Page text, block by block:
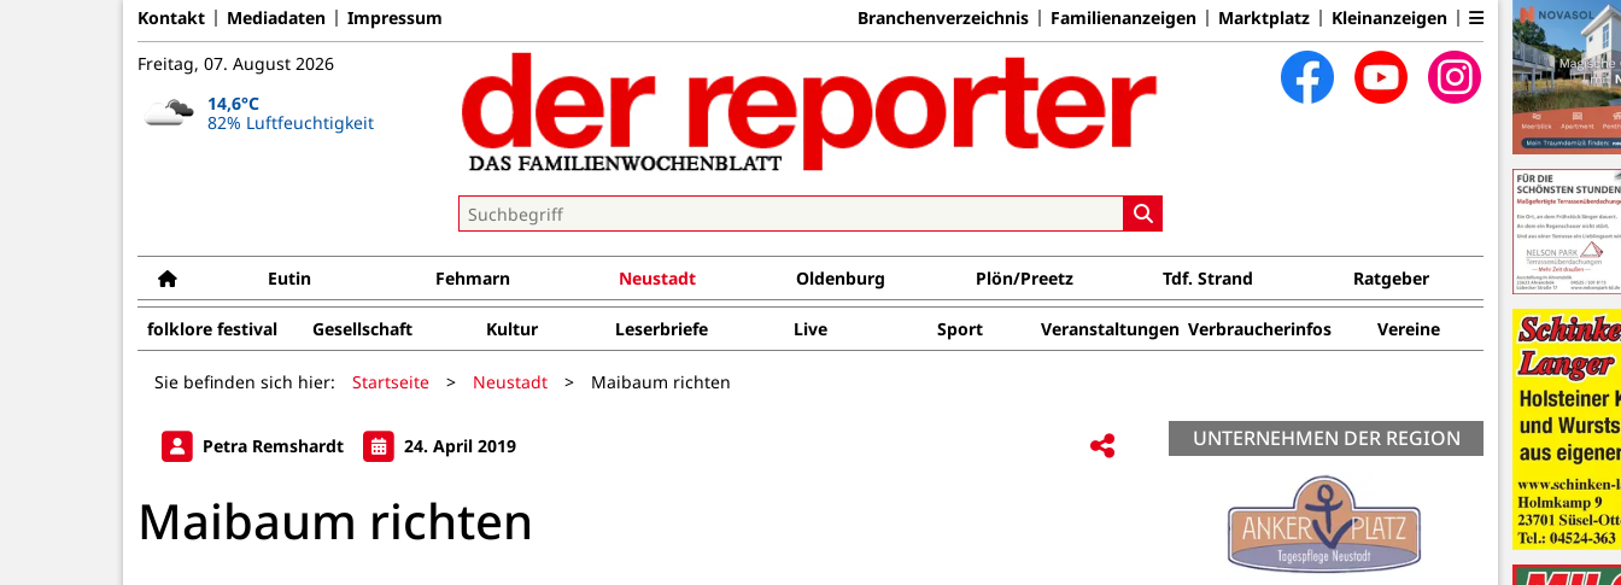
Kontakt Mediadaten Impressum Branchenverzeichnis Familienanzeigen Marktplatz Kleinanzeigen
Freitag, 07. August 2026
14,6°C
82% Luftfeuchtigkeit
Eutin Fehmarn Neustadt Oldenburg Plön/Preetz Tdf. Strand Ratgeber
folklore festival Gesellschaft Kultur Leserbriefe Live Sport Veranstaltungen Verbraucherinfos Vereine
Sie befinden sich hier: Startseite > Neustadt > Maibaum richten
Petra Remshardt 24. April 2019
Maibaum richten
UNTERNEHMEN DER REGION